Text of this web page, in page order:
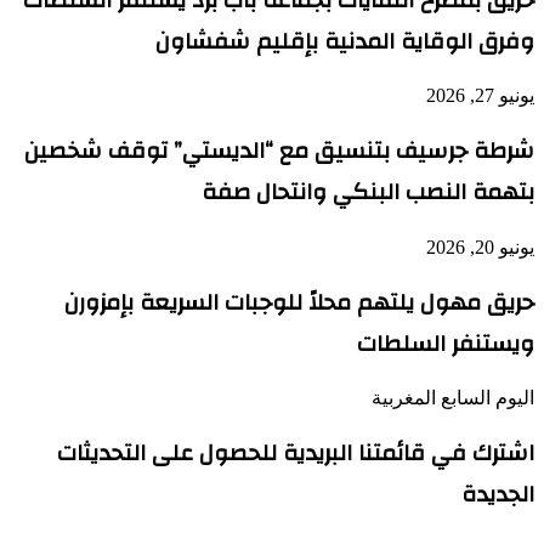
وفرق الوقاية المدنية بإقليم شفشاون
يونيو 27, 2026
شرطة جرسيف بتنسيق مع “الديستي” توقف شخصين
بتهمة النصب البنكي وانتحال صفة
يونيو 20, 2026
حريق مهول يلتهم محلاً للوجبات السريعة بإمزورن
ويستنفر السلطات
اليوم السابع المغربية
اشترك في قائمتنا البريدية للحصول على التحديثات
الجديدة